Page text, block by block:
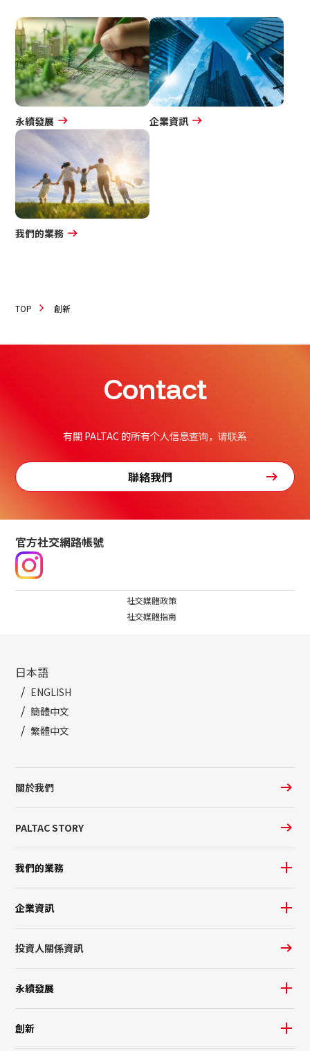
永續發展 企業資訊
我們的業務
TOP 創新
Contact
有關 PALTAC 的所有个人信息查询，请联系
聯絡我們
官方社交網路帳號
社交媒體政策
社交媒體指南
日本語
ENGLISH
簡體中文
繁體中文
關於我們
PALTAC STORY
我們的業務
企業資訊
投資人關係資訊
永續發展
創新